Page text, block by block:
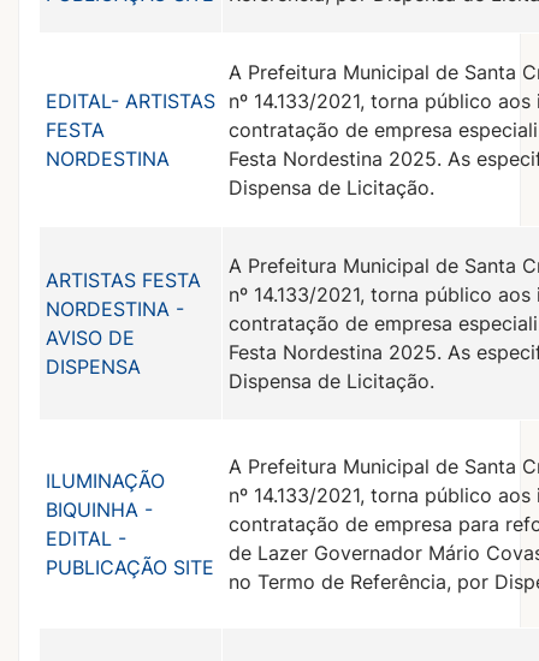
EDITAL- ARTISTAS
FESTA
NORDESTINA
A Prefeitura Municipal de Santa
nº 14.133/2021, torna público
contratação de empresa
Festa Nordestina 2025. As
Dispensa de Licitação.
ARTISTAS FESTA
NORDESTINA -
AVISO DE
DISPENSA
A Prefeitura Municipal de Santa
nº 14.133/2021, torna público
contratação de empresa
Festa Nordestina 2025. As
Dispensa de Licitação.
ILUMINAÇÃO
BIQUINHA -
EDITAL -
PUBLICAÇÃO SITE
A Prefeitura Municipal de Santa
nº 14.133/2021, torna público
contratação de empresa para
de Lazer Governador Mário
no Termo de Referência, por